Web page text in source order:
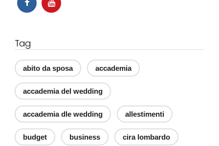
Tag
abito da sposa accademia
accademia del wedding
accademia dle wedding allestimenti
budget business cira lombardo